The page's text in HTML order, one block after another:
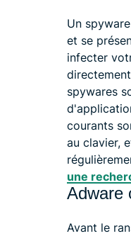
Un
et se
infecter
spywares
courants
au clavier,
une
Adware
Avant le